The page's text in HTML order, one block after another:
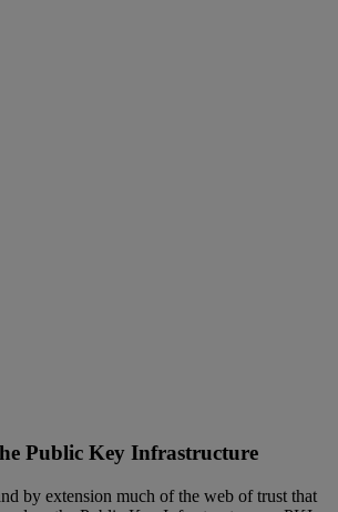
Public Key Infrastructure
by extension much of the web of trust that